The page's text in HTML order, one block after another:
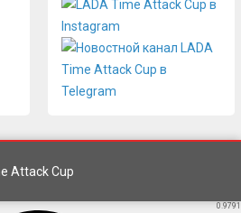
Attack Cup
0.9791